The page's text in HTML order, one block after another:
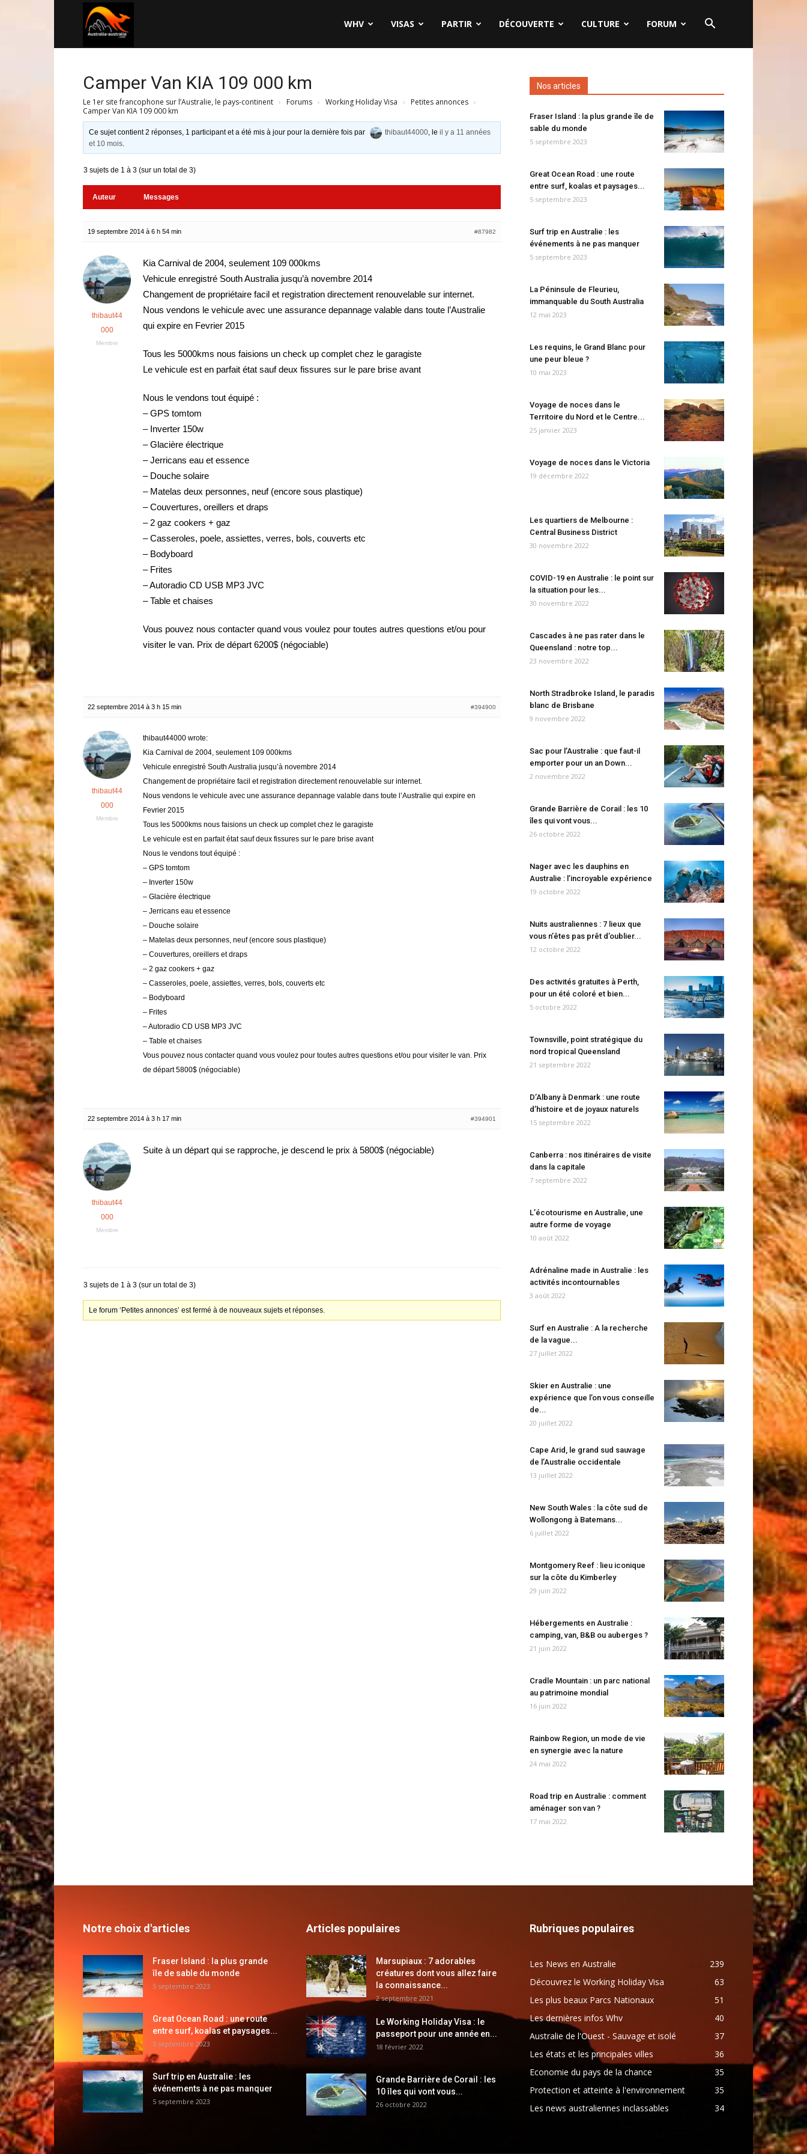
WHV VISAS PARTIR DÉCOUVERTE CULTURE FORUM
Camper Van KIA 109 000 km
Le 1er site francophone sur l’Australie, le pays-continent › Forums › Working Holiday Visa › Petites annonces ›
Camper Van KIA 109 000 km
Ce sujet contient 2 réponses, 1 participant et a été mis à jour pour la dernière fois par thibaut44000, leil y a 11 années
et 10 mois.
3 sujets de 1 à 3 (sur un total de 3)
Auteur Messages
19 septembre 2014 à 6 h 54 min #87982
thibaut44
000
Membre
Kia Carnival de 2004, seulement 109 000kms
Vehicule enregistré South Australia jusqu’à novembre 2014
Changement de propriétaire facil et registration directement renouvelable sur internet.
Nous vendons le vehicule avec une assurance depannage valable dans toute l’Australie
qui expire en Fevrier 2015
Tous les 5000kms nous faisions un check up complet chez le garagiste
Le vehicule est en parfait état sauf deux fissures sur le pare brise avant
Nous le vendons tout équipé :
– GPS tomtom
– Inverter 150w
– Glacière électrique
– Jerricans eau et essence
– Douche solaire
– Matelas deux personnes, neuf (encore sous plastique)
– Couvertures, oreillers et draps
– 2 gaz cookers + gaz
– Casseroles, poele, assiettes, verres, bols, couverts etc
– Bodyboard
– Frites
– Autoradio CD USB MP3 JVC
– Table et chaises
Vous pouvez nous contacter quand vous voulez pour toutes autres questions et/ou pour
visiter le van. Prix de départ 6200$ (négociable)
22 septembre 2014 à 3 h 15 min #394900
thibaut44
000
Membre
thibaut44000 wrote:
Kia Carnival de 2004, seulement 109 000kms
Vehicule enregistré South Australia jusqu’à novembre 2014
Changement de propriétaire facil et registration directement renouvelable sur internet.
Nous vendons le vehicule avec une assurance depannage valable dans toute l’Australie qui expire en
Fevrier 2015
Tous les 5000kms nous faisions un check up complet chez le garagiste
Le vehicule est en parfait état sauf deux fissures sur le pare brise avant
Nous le vendons tout équipé :
– GPS tomtom
– Inverter 150w
– Glacière électrique
– Jerricans eau et essence
– Douche solaire
– Matelas deux personnes, neuf (encore sous plastique)
– Couvertures, oreillers et draps
– 2 gaz cookers + gaz
– Casseroles, poele, assiettes, verres, bols, couverts etc
– Bodyboard
– Frites
– Autoradio CD USB MP3 JVC
– Table et chaises
Vous pouvez nous contacter quand vous voulez pour toutes autres questions et/ou pour visiter le van. Prix
de départ 5800$ (négociable)
22 septembre 2014 à 3 h 17 min #394901
thibaut44
000
Membre
Suite à un départ qui se rapproche, je descend le prix à 5800$ (négociable)
3 sujets de 1 à 3 (sur un total de 3)
Le forum ‘Petites annonces’ est fermé à de nouveaux sujets et réponses.
Nos articles
Fraser Island : la plus grande île de
sable du monde
5 septembre 2023
Great Ocean Road : une route
entre surf, koalas et paysages...
5 septembre 2023
Surf trip en Australie : les
événements à ne pas manquer
5 septembre 2023
La Péninsule de Fleurieu,
immanquable du South Australia
12 mai 2023
Les requins, le Grand Blanc pour
une peur bleue ?
10 mai 2023
Voyage de noces dans le
Territoire du Nord et le Centre...
25 janvier 2023
Voyage de noces dans le Victoria
19 décembre 2022
Les quartiers de Melbourne :
Central Business District
30 novembre 2022
COVID-19 en Australie : le point sur
la situation pour les...
30 novembre 2022
Cascades à ne pas rater dans le
Queensland : notre top...
23 novembre 2022
North Stradbroke Island, le paradis
blanc de Brisbane
9 novembre 2022
Sac pour l’Australie : que faut-il
emporter pour un an Down...
2 novembre 2022
Grande Barrière de Corail : les 10
îles qui vont vous...
26 octobre 2022
Nager avec les dauphins en
Australie : l’incroyable expérience
19 octobre 2022
Nuits australiennes : 7 lieux que
vous n’êtes pas prêt d’oublier...
12 octobre 2022
Des activités gratuites à Perth,
pour un été coloré et bien...
5 octobre 2022
Townsville, point stratégique du
nord tropical Queensland
21 septembre 2022
D’Albany à Denmark : une route
d’histoire et de joyaux naturels
15 septembre 2022
Canberra : nos itinéraires de visite
dans la capitale
7 septembre 2022
L’écotourisme en Australie, une
autre forme de voyage
10 août 2022
Adrénaline made in Australie : les
activités incontournables
3 août 2022
Surf en Australie : A la recherche
de la vague...
27 juillet 2022
Skier en Australie : une
expérience que l’on vous conseille
de...
20 juillet 2022
Cape Arid, le grand sud sauvage
de l’Australie occidentale
13 juillet 2022
New South Wales : la côte sud de
Wollongong à Batemans...
6 juillet 2022
Montgomery Reef : lieu iconique
sur la côte du Kimberley
29 juin 2022
Hébergements en Australie :
camping, van, B&B ou auberges ?
21 juin 2022
Cradle Mountain : un parc national
au patrimoine mondial
16 juin 2022
Rainbow Region, un mode de vie
en synergie avec la nature
24 mai 2022
Road trip en Australie : comment
aménager son van ?
17 mai 2022
Notre choix d'articles
Fraser Island : la plus grande
île de sable du monde
5 septembre 2023
Great Ocean Road : une route
entre surf, koalas et paysages...
5 septembre 2023
Surf trip en Australie : les
événements à ne pas manquer
5 septembre 2023
Articles populaires
Marsupiaux : 7 adorables
créatures dont vous allez faire
la connaissance...
2 septembre 2021
Le Working Holiday Visa : le
passeport pour une année en...
18 février 2022
Grande Barrière de Corail : les
10 îles qui vont vous...
26 octobre 2022
Rubriques populaires
Les News en Australie
239
Découvrez le Working Holiday Visa
63
Les plus beaux Parcs Nationaux
51
Les dernières infos Whv
40
Australie de l'Ouest - Sauvage et isolé
37
Les états et les principales villes
36
Economie du pays de la chance
35
Protection et atteinte à l'environnement
35
Les news australiennes inclassables
34